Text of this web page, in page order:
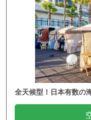
全天候型！日本有数の